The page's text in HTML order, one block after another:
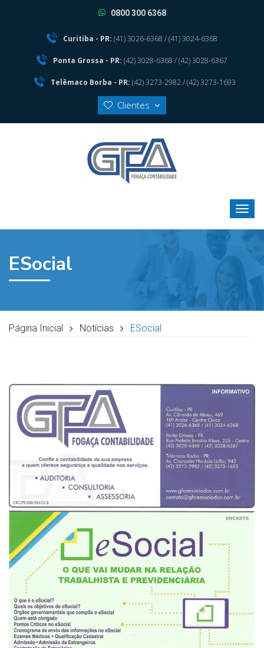
0800 300 6368
Curitiba - PR: (41) 3026-6368 / (41) 3024-6368
Ponta Grossa - PR: (42) 3028-6368 / (42) 3028-6367
Telêmaco Borba - PR: (42) 3273-2982 / (42) 3273-1693
Clientes
ESocial
Página Inicial Notícias ESocial